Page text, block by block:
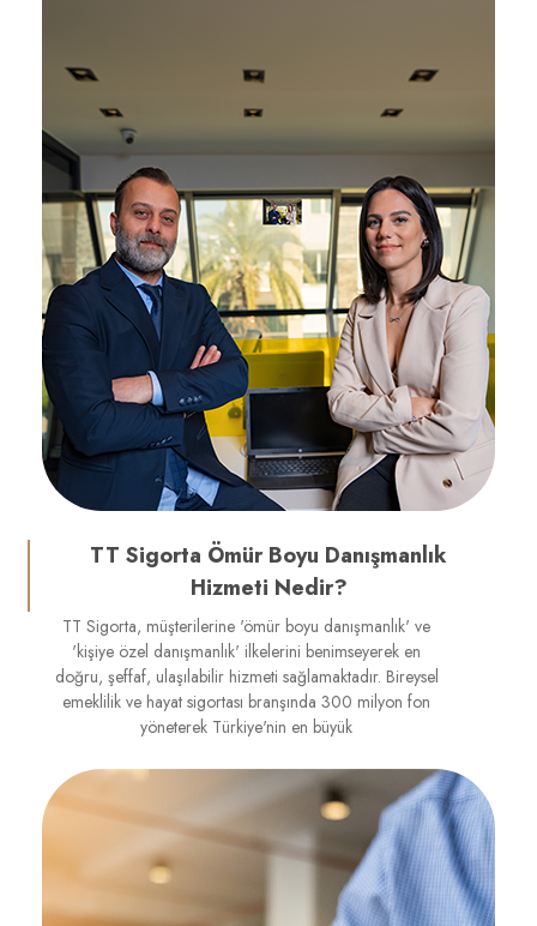
TT Sigorta Ömür Boyu Danışmanlık
Hizmeti Nedir?
TT Sigorta, müşterilerine 'ömür boyu danışmanlık' ve
'kişiye özel danışmanlık' ilkelerini benimseyerek en
doğru, şeffaf, ulaşılabilir hizmeti sağlamaktadır. Bireysel
emeklilik ve hayat sigortası branşında 300 milyon fon
yöneterek Türkiye'nin en büyük